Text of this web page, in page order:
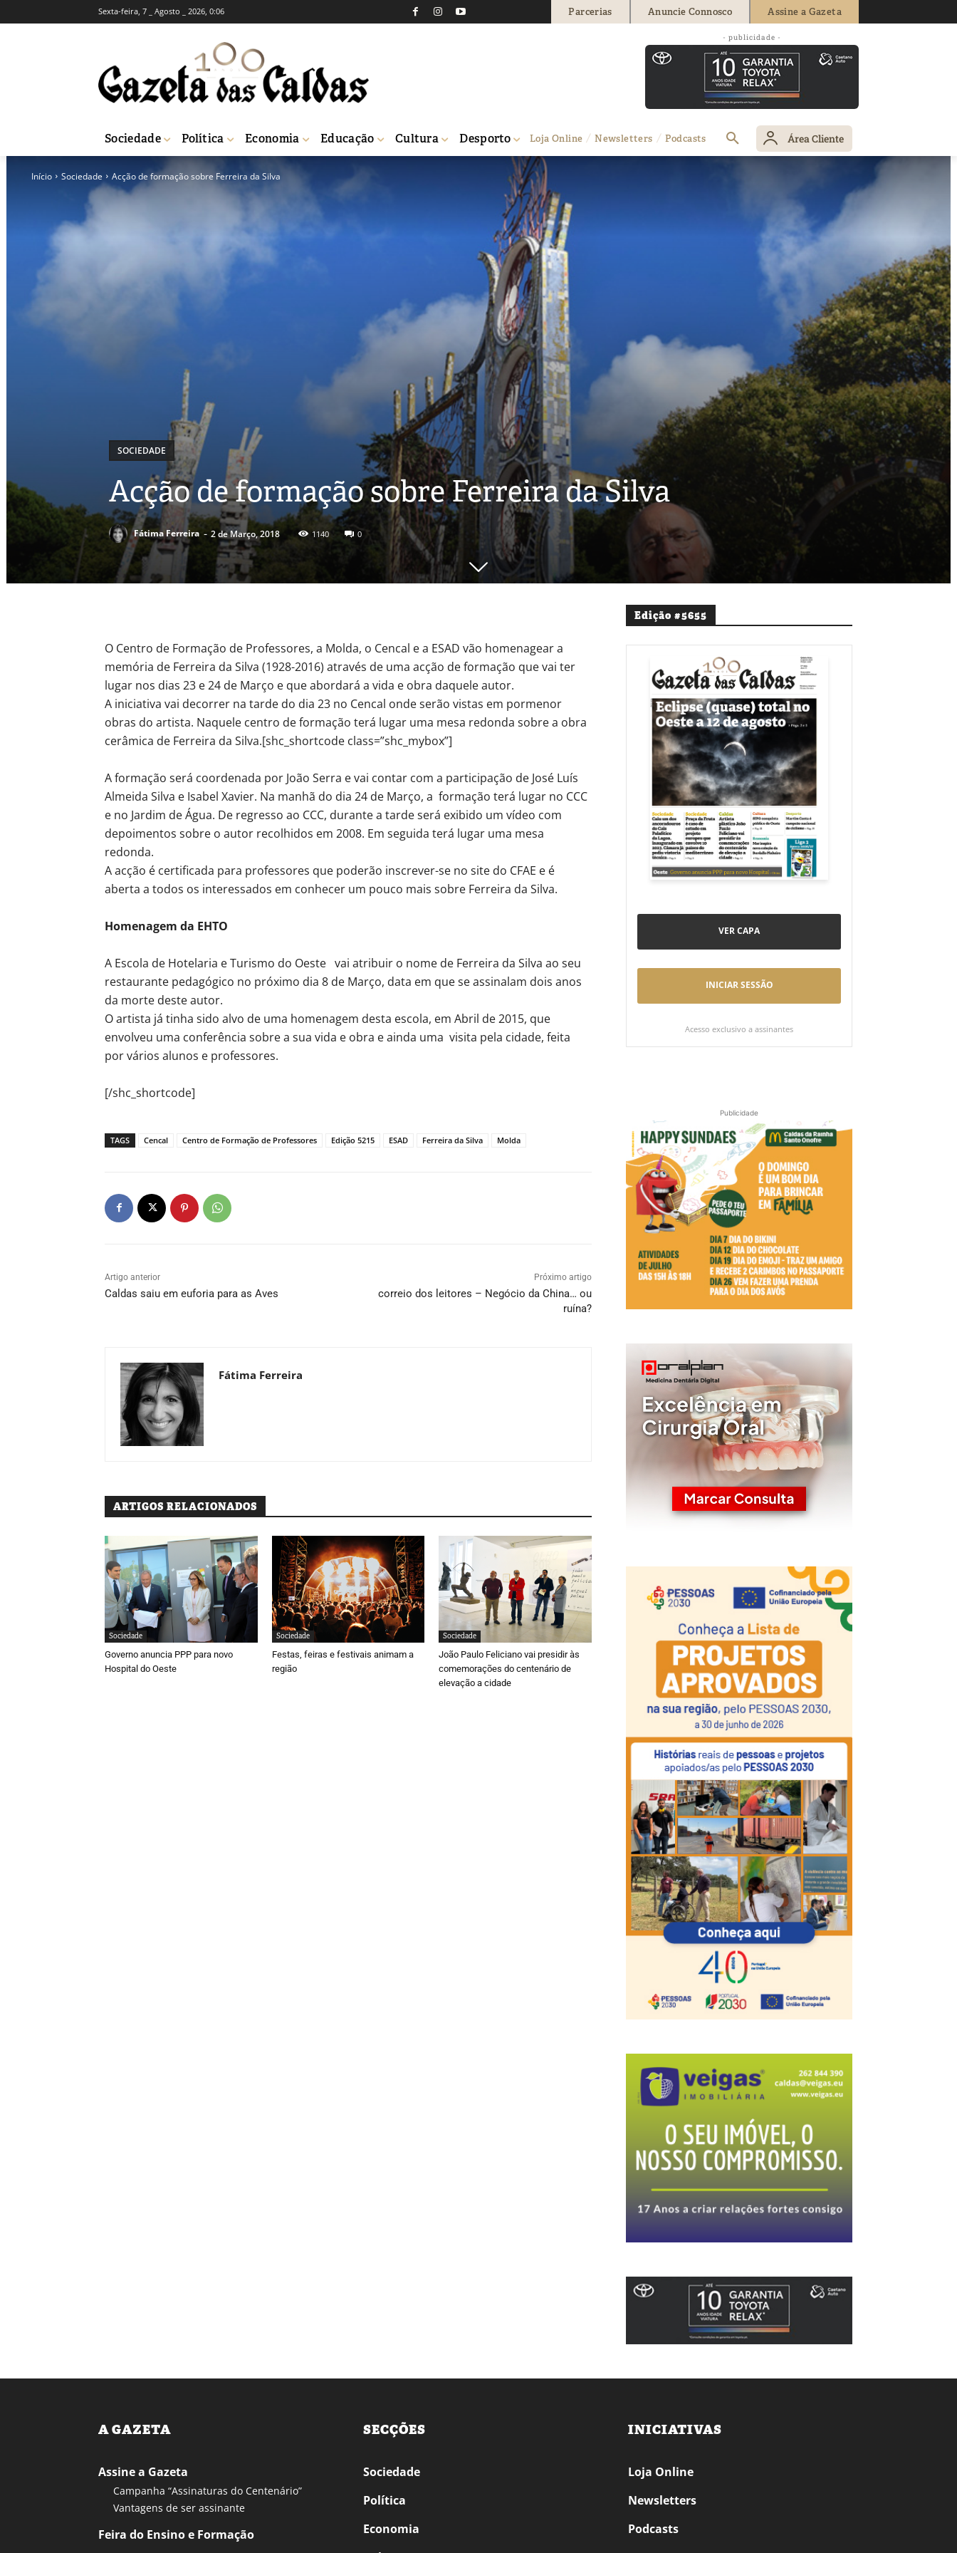
Sexta-feira, 7 _ Agosto _ 2026, 0:06 Parcerias Anuncie Connosco Assine a Gazeta
- publicidade -
Sociedade Política Economia Educação Cultura Desporto Loja Online Newsletters Podcasts Área Cliente
Início Sociedade Acção de formação sobre Ferreira da Silva
SOCIEDADE
Acção de formação sobre Ferreira da Silva
Fátima Ferreira - 2 de Março, 2018 1140 0
O Centro de Formação de Professores, a Molda, o Cencal e a ESAD vão homenagear a
memória de Ferreira da Silva (1928-2016) através de uma acção de formação que vai ter
lugar nos dias 23 e 24 de Março e que abordará a vida e obra daquele autor.
A iniciativa vai decorrer na tarde do dia 23 no Cencal onde serão vistas em pormenor
obras do artista. Naquele centro de formação terá lugar uma mesa redonda sobre a obra
cerâmica de Ferreira da Silva.[shc_shortcode class=”shc_mybox”]
A formação será coordenada por João Serra e vai contar com a participação de José Luís
Almeida Silva e Isabel Xavier. Na manhã do dia 24 de Março, a formação terá lugar no CCC
e no Jardim de Água. De regresso ao CCC, durante a tarde será exibido um vídeo com
depoimentos sobre o autor recolhidos em 2008. Em seguida terá lugar uma mesa
redonda.
A acção é certificada para professores que poderão inscrever-se no site do CFAE e é
aberta a todos os interessados em conhecer um pouco mais sobre Ferreira da Silva.
Homenagem da EHTO
A Escola de Hotelaria e Turismo do Oeste vai atribuir o nome de Ferreira da Silva ao seu
restaurante pedagógico no próximo dia 8 de Março, data em que se assinalam dois anos
da morte deste autor.
O artista já tinha sido alvo de uma homenagem desta escola, em Abril de 2015, que
envolveu uma conferência sobre a sua vida e obra e ainda uma visita pela cidade, feita
por vários alunos e professores.
[/shc_shortcode]
TAGS Cencal Centro de Formação de Professores Edição 5215 ESAD Ferreira da Silva Molda
Artigo anterior
Caldas saiu em euforia para as Aves
Próximo artigo
correio dos leitores – Negócio da China… ou
ruína?
Fátima Ferreira
ARTIGOS RELACIONADOS
Sociedade
Governo anuncia PPP para novo
Hospital do Oeste
Sociedade
Festas, feiras e festivais animam a
região
Sociedade
João Paulo Feliciano vai presidir às
comemorações do centenário de
elevação a cidade
Edição #5655
VER CAPA
INICIAR SESSÃO
Acesso exclusivo a assinantes
Publicidade
A GAZETA
Assine a Gazeta
Campanha “Assinaturas do Centenário”
Vantagens de ser assinante
Feira do Ensino e Formação
SECÇÕES
Sociedade
Política
Economia
INICIATIVAS
Loja Online
Newsletters
Podcasts